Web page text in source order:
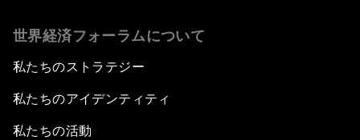
世界経済フォーラムについて
私たちのストラテジー
私たちのアイデンティティ
私たちの活動